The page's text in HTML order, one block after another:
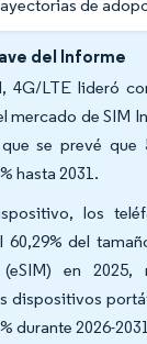
de
del Informe
4G/LTE lideró
de SIM
se prevé que
hasta 2031.
los
60,29% del
en 2025,
dispositivos
durante 2026-